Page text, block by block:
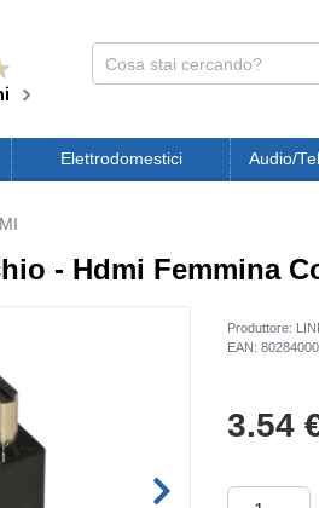
Elettrodomestici Audio/
- Hdmi Femmina
Produttore:
EAN:
3.54